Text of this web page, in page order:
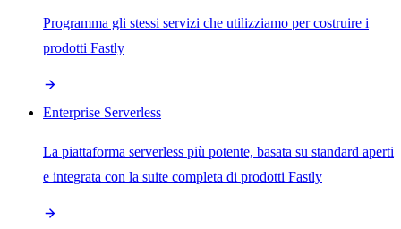
Programma gli stessi servizi che utilizziamo per costruire i
prodotti Fastly
Enterprise Serverless
La piattaforma serverless più potente, basata su standard aperti
e integrata con la suite completa di prodotti Fastly